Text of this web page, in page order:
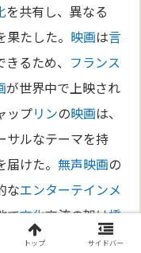
を共有し、異なる
たした。 映画は言
るため、 フランス
が世界中で上映され
ップリンの映画は、
サルなテーマを持
届けた。無声映画の
なエンターテインメ
で文化交流の架け橋
は人々の共通の 文化的
トップ サイドバー